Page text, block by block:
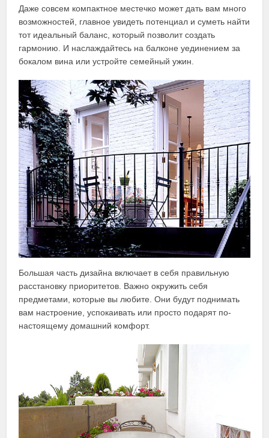
Даже совсем компактное местечко может дать вам много
возможностей, главное увидеть потенциал и суметь найти
тот идеальный баланс, который позволит создать
гармонию. И наслаждайтесь на балконе уединением за
бокалом вина или устройте семейный ужин.
Большая часть дизайна включает в себя правильную
расстановку приоритетов. Важно окружить себя
предметами, которые вы любите. Они будут поднимать
вам настроение, успокаивать или просто подарят по-
настоящему домашний комфорт.